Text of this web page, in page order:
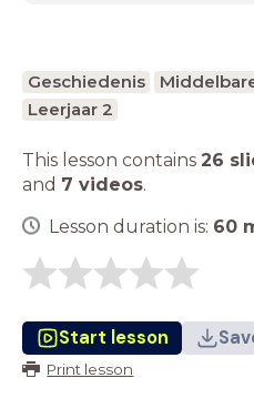
Geschiedenis
Leerjaar 2
This lesson contains 26
and 7 videos.
Lesson duration is: 60
Start lesson
Print lesson